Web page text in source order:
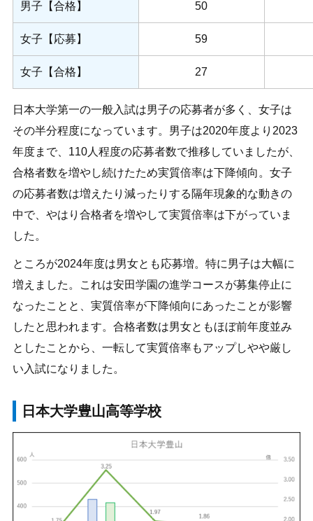
男子【合格】 50
女子【応募】 59
女子【合格】 27
日本大学第一の一般入試は男子の応募者が多く、女子は
その半分程度になっています。男子は2020年度より2023
年度まで、110人程度の応募者数で推移していましたが、
合格者数を増やし続けたため実質倍率は下降傾向。女子
の応募者数は増えたり減ったりする隔年現象的な動きの
中で、やはり合格者を増やして実質倍率は下がっていま
した。
ところが2024年度は男女とも応募増。特に男子は大幅に
増えました。これは安田学園の進学コースが募集停止に
なったことと、実質倍率が下降傾向にあったことが影響
したと思われます。合格者数は男女ともほぼ前年度並み
としたことから、一転して実質倍率もアップしやや厳し
い入試になりました。
日本大学豊山高等学校